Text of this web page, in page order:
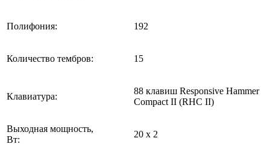
Полифония: 192
Количество тембров: 15
Клавиатура:
88 клавиш Responsive Hammer
Compact II (RHC II)
Выходная мощность,
Вт:
20 х 2